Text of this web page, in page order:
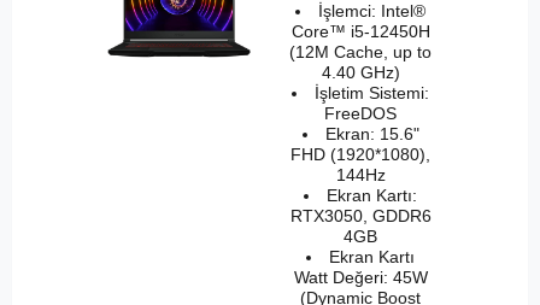
İşlemci: Intel®
Core™ i5-12450H
(12M Cache, up to
4.40 GHz)
İşletim Sistemi:
FreeDOS
Ekran: 15.6"
FHD (1920*1080),
144Hz
Ekran Kartı:
RTX3050, GDDR6
4GB
Ekran Kartı
Watt Değeri: 45W
(Dynamic Boost